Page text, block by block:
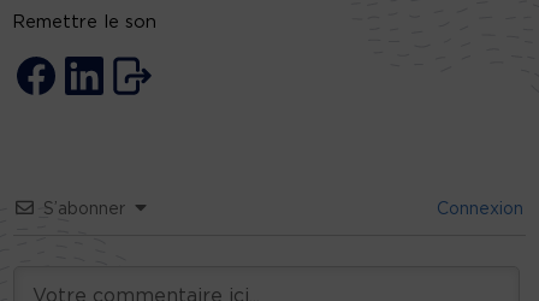
Remettre le son
S’abonner Connexion